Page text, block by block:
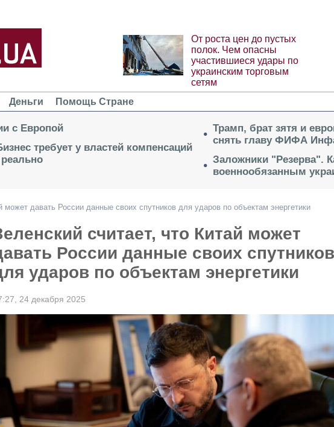
От роста цен до пустых
полок. Чем опасны
участившиеся удары по
украинским торговым
сетям
Деньги Помощь Стране
с Европой
требует у властей компенсаций
Трамп, брат зятя и
снять главу ФИФА
Заложники "Резерва".
военнообязанным
может давать России данные своих спутников для ударов по объектам энергетики
считает, что Китай может
России данные своих спутников
ударов по объектам энергетики
24 декабря 2025